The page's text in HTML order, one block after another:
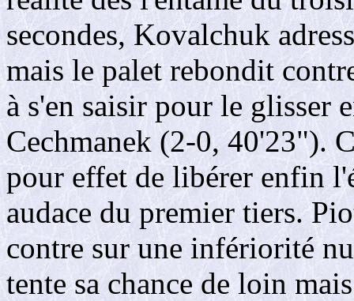
secondes, Kovalchuk
mais le palet rebondit
à s'en saisir pour le glisser
Cechmanek (2-0, 40'23").
pour effet de libérer enfin
audace du premier tiers.
contre sur une infériorité
tente sa chance de loin